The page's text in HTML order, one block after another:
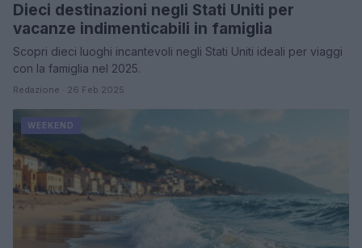
Dieci destinazioni negli Stati Uniti per
vacanze indimenticabili in famiglia
Scopri dieci luoghi incantevoli negli Stati Uniti ideali per viaggi
con la famiglia nel 2025.
Redazione · 26 Feb 2025
WEEKEND